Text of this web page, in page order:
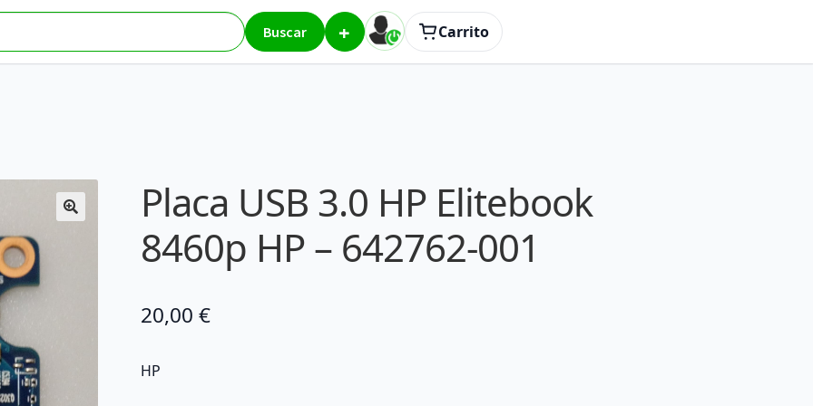
Buscar + Carrito
Placa USB 3.0 HP Elitebook
8460p HP – 642762-001
20,00 €
HP